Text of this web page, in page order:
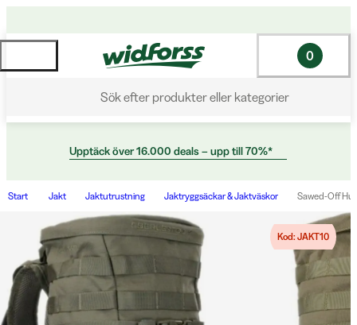
Sök efter produkter eller kategorier
0
Upptäck över 16.000 deals – upp till 70%*
Start Jakt Jaktutrustning Jaktryggsäckar & Jaktväskor Sawed-Off
Kod: JAKT10